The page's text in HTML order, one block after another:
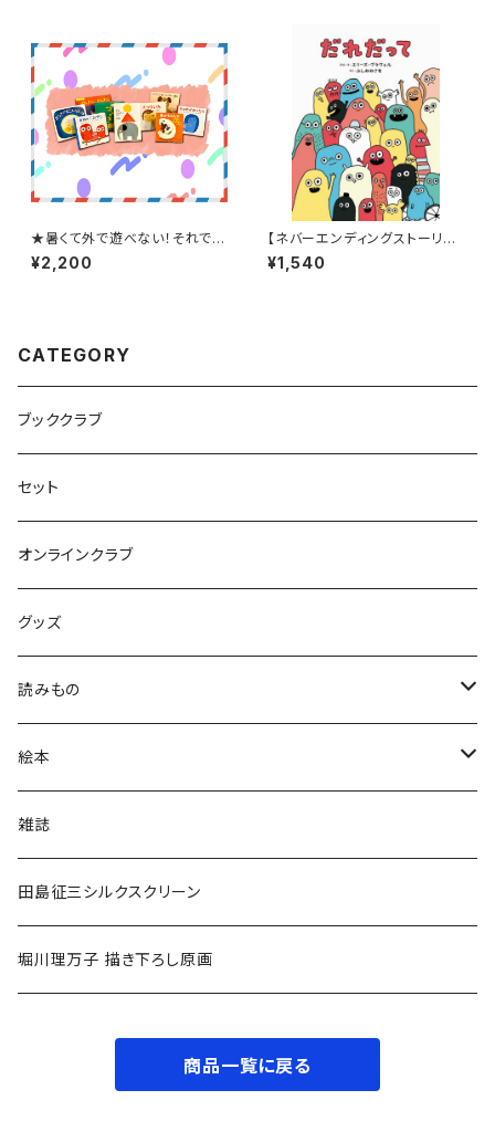
★暑くて外で遊べない！それでは
おうちで絵本タイム！★【8月スタ
ート！】赤ちゃんブッククラブ(絵
¥2,200
【ネバーエンディングストーリー
のような永遠に続く！】『だれだっ
て』
¥1,540
CATEGORY
ブッククラブ
セット
オンラインクラブ
グッズ
読みもの
小学低学年〜
小学中学年〜
小学高学年〜
中高生〜
絵本
0〜2歳〜
3〜5歳〜
小学低学年〜
小学高学年〜
雑誌
田島征三シルクスクリーン
堀川理万子 描き下ろし原画
商品一覧に戻る